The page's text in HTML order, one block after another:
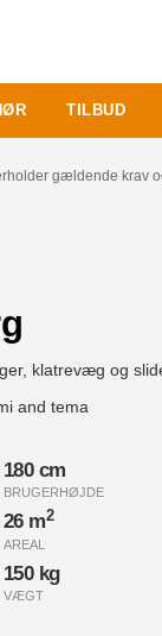
TILBUD
gældende krav
klatrevæg og
and tema
180 cm
BRUGERHØJDE
26 m2
AREAL
150 kg
VÆGT